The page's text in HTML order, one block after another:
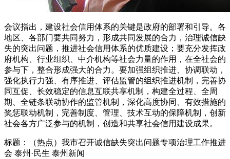
会议指出，建设社会信用体系的关键是政府的部署和引导。各
地区、各部门要共同努力，形成共同发展的合力，治理诚信缺
失的突出问题，推进社会信用体系的优质建设；要充分发挥政
府机构、行业组织、中介机构等社会力量的作用，在全社会的
参与下，整合形成强大的合力。要加强组织推进、协调联动，
强化执行力强、有序推进、评估监管的组织推进机制，完善协
同互促、长效稳定的信息互联共享机制，构建全过程、全周
期、全链条联动协作的监管机制，深化高度协同、有效措施的
奖惩联动机制，完善制度、管理、技术互动的保障机制，创新
社会各方广泛参与的机制，创造和共享社会信用建设成果。
标题：（热点）我市召开诚信缺失突出问题专项治理工作推进
会 泰州·民生 泰州新闻